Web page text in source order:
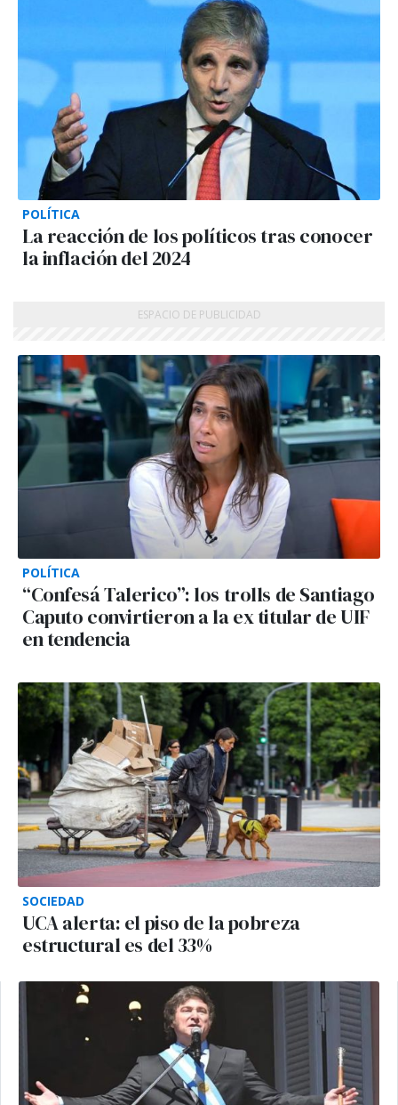
POLÍTICA
La reacción de los políticos tras conocer
la inflación del 2024
POLÍTICA
“Confesá Talerico”: los trolls de Santiago
Caputo convirtieron a la ex titular de UIF
en tendencia
SOCIEDAD
UCA alerta: el piso de la pobreza
estructural es del 33%